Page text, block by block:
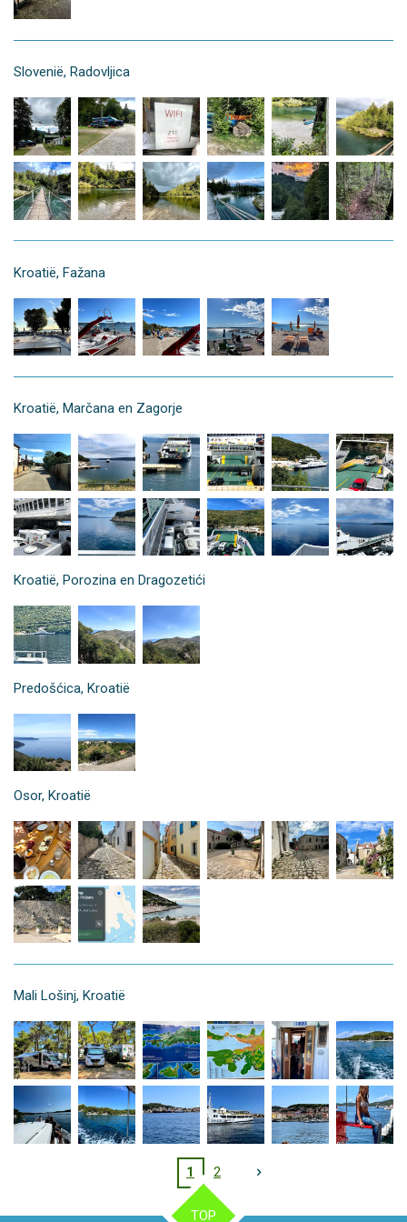
Slovenië, Radovljica
Kroatië, Fažana
Kroatië, Marčana en Zagorje
Kroatië, Porozina en Dragozetići
Predošćica, Kroatië
Osor, Kroatië
Mali Lošinj, Kroatië
1 2
TOP